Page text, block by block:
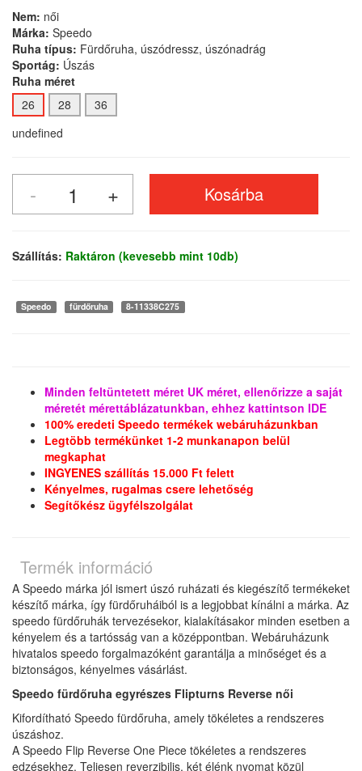
Nem: női
Márka: Speedo
Ruha típus: Fürdőruha, úszódressz, úszónadrág
Sportág: Úszás
Ruha méret
26
28
36
undefined
Szállítás: Raktáron (kevesebb mint 10db)
Speedo fürdőruha 8-11338C275
Minden feltüntetett méret UK méret, ellenőrizze a saját
méretét mérettáblázatunkban, ehhez kattintson IDE
100% eredeti Speedo termékek webáruházunkban
Legtöbb termékünket 1-2 munkanapon belül
megkaphat
INGYENES szállítás 15.000 Ft felett
Kényelmes, rugalmas csere lehetőség
Segítőkész ügyfélszolgálat
Termék információ
A Speedo márka jól ismert úszó ruházati és kiegészítő termékeket
készítő márka, így fürdőruháiból is a legjobbat kínálni a márka. Az
speedo fürdőruhák tervezésekor, kialakításakor minden esetben a
kényelem és a tartósság van a középpontban. Webáruházunk
hivatalos speedo forgalmazóként garantálja a minőséget és a
biztonságos, kényelmes vásárlást.
Speedo fürdőruha egyrészes Flipturns Reverse női
Kifordítható Speedo fürdőruha, amely tökéletes a rendszeres
úszáshoz.
A Speedo Flip Reverse One Piece tökéletes a rendszeres
edzésekhez. Teljesen reverzibilis, két élénk nyomat közül